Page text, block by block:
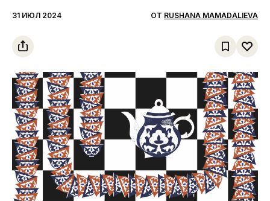
31 ИЮЛ 2024 ОТ RUSHANA MAMADALIEVA